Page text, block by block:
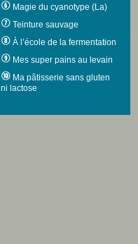
Magie du cyanotype (La)
Teinture sauvage
À l’école de la fermentation
Mes super pains au levain
Ma pâtisserie sans gluten
ni lactose